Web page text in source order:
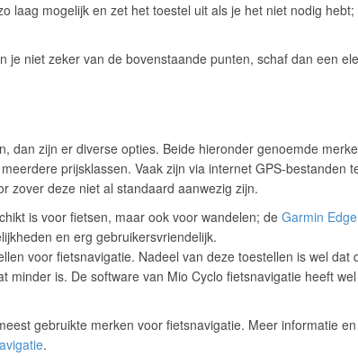
laag mogelijk en zet het toestel uit als je het niet nodig
je niet zeker van de bovenstaande punten, schaf dan een
dan zijn er diverse opties. Beide hieronder genoemde
prijsklassen. Vaak zijn via internet GPS-bestanden
zover deze niet al standaard aanwezig zijn.
is voor fietsen, maar ook voor wandelen; de Garmin
en erg gebruikersvriendelijk.
voor fietsnavigatie. Nadeel van deze toestellen is wel dat
minder is. De software van Mio Cyclo fietsnavigatie heeft
gebruikte merken voor fietsnavigatie. Meer informatie
.